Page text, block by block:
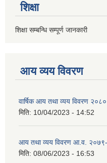
शिक्षा
शिक्षा सम्बन्धि सम्पूर्ण जानकारी
आय व्यय विवरण
वार्षिक आय तथा व्यय विवरण
मिति: 10/04/2023 - 14:52
आय तथा व्यय विवरण आ.व.
मिति: 08/06/2023 - 16:53